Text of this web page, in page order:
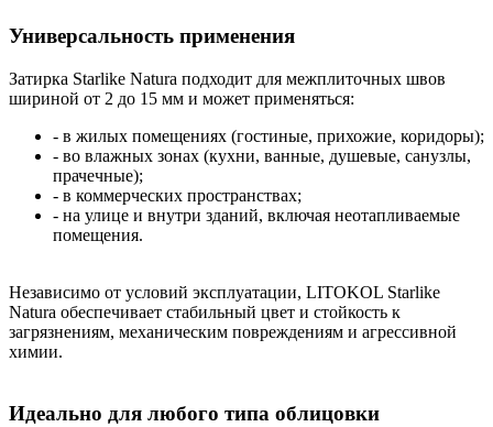
Универсальность применения
Затирка Starlike Natura подходит для межплиточных швов
шириной от 2 до 15 мм и может применяться:
- в жилых помещениях (гостиные, прихожие, коридоры);
- во влажных зонах (кухни, ванные, душевые, санузлы,
прачечные);
- в коммерческих пространствах;
- на улице и внутри зданий, включая неотапливаемые
помещения.
Независимо от условий эксплуатации, LITOKOL Starlike
Natura обеспечивает стабильный цвет и стойкость к
загрязнениям, механическим повреждениям и агрессивной
химии.
Идеально для любого типа облицовки